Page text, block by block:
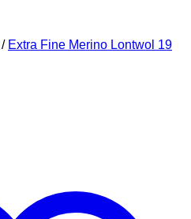
/ Extra Fine Merino Lontwol 19